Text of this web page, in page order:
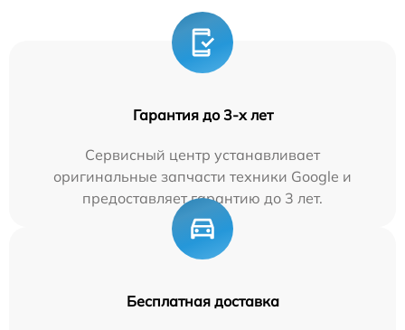
Гарантия до 3-х лет
Сервисный центр устанавливает
оригинальные запчасти техники Google и
предоставляет гарантию до 3 лет.
Бесплатная доставка